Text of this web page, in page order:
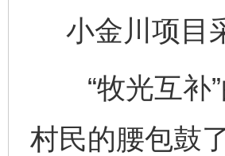
小金川项目
“牧光互补”
村民的腰包鼓